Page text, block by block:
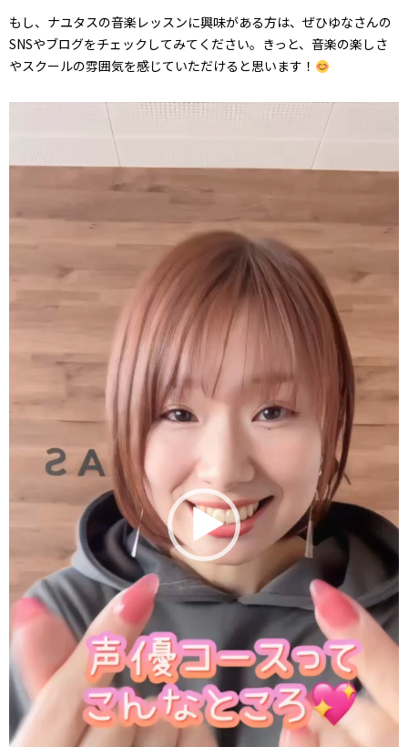
もし、ナユタスの音楽レッスンに興味がある方は、ぜひゆなさんの
SNSやブログをチェックしてみてください。きっと、音楽の楽しさ
やスクールの雰囲気を感じていただけると思います！
ヤ